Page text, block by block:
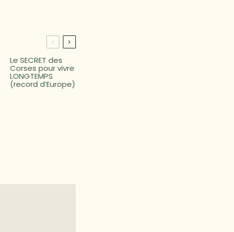
Le SECRET des
Corses pour vivre
LONGTEMPS
(record d’Europe)